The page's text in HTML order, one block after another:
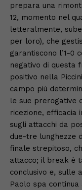
prepara una
12, momento nel
letteralmente,
per loro), che
garantiscono l’1-0
negativo di questa
positivo nella
campo più
le sue prerogative
ricezione, efficacia
sugli attacchi da
due-tre lunghezze
finale strepitoso,
attacco; il break è
conclusivo e, sulle
Paolo spa